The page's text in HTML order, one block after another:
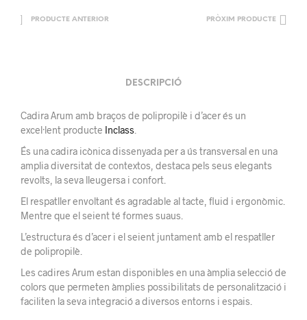
PRODUCTE ANTERIOR PRÒXIM PRODUCTE
DESCRIPCIÓ
Cadira Arum amb braços de polipropilè i d’acer és un
excel·lent producte Inclass
És una cadira icònica dissenyada per a ús transversal en una
amplia diversitat de contextos, destaca pels seus elegants
revolts, la seva lleugersa i confort.
El respatller envoltant és agradable al tacte, fluid i ergonòmic.
Mentre que el seient té formes suaus.
L’estructura és d’acer i el seient juntament amb el respatller
de polipropilè.
Les cadires Arum estan disponibles en una àmplia selecció de
colors que permeten àmplies possibilitats de personalització i
faciliten la seva integració a diversos entorns i espais.